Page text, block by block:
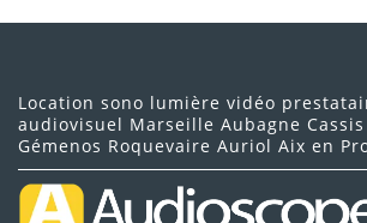
Location sono lumière vidéo
audiovisuel Marseille Aubagne
Gémenos Roquevaire Auriol Aix en